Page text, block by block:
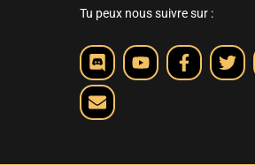
Tu peux nous suivre sur :